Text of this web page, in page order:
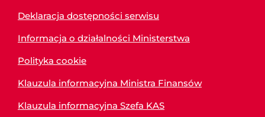
Deklaracja dostępności serwisu
Informacja o działalności Ministerstwa
Polityka cookie
Klauzula informacyjna Ministra Finansów
Klauzula informacyjna Szefa KAS